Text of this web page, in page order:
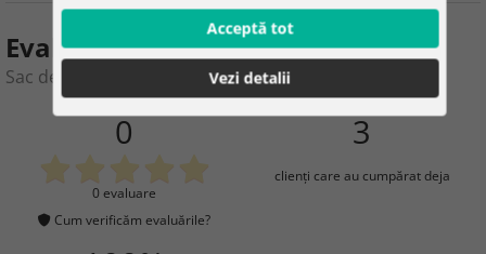
Evaluarea produsului
Sac de apă 10 litri – negru Dry Bag
0
0 evaluare
Cum verificăm evaluările?
3
clienţi care au cumpărat deja
Acceptă tot
Vezi detalii